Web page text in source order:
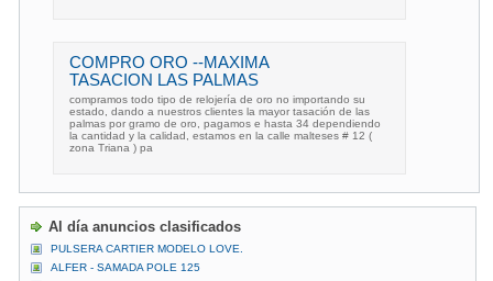
COMPRO ORO --MAXIMA
TASACION LAS PALMAS
compramos todo tipo de relojería de oro no importando su
estado, dando a nuestros clientes la mayor tasación de las
palmas por gramo de oro, pagamos e hasta 34 dependiendo
la cantidad y la calidad, estamos en la calle malteses # 12 (
zona Triana ) pa
Al día anuncios clasificados
PULSERA CARTIER MODELO LOVE.
ALFER - SAMADA POLE 125